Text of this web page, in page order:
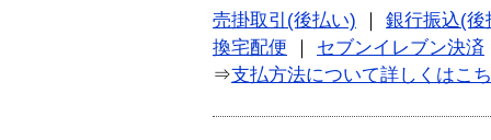
売掛取引(後払い)
銀行振込(後
換宅配便
セブンイレブン決済
⇒支払方法について詳しくはこ